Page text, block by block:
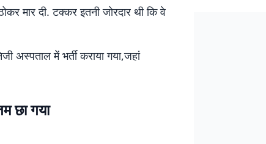
मार दी. टक्कर इतनी जोरदार थी कि वे
अस्पताल में भर्ती कराया गया,जहां
छा गया